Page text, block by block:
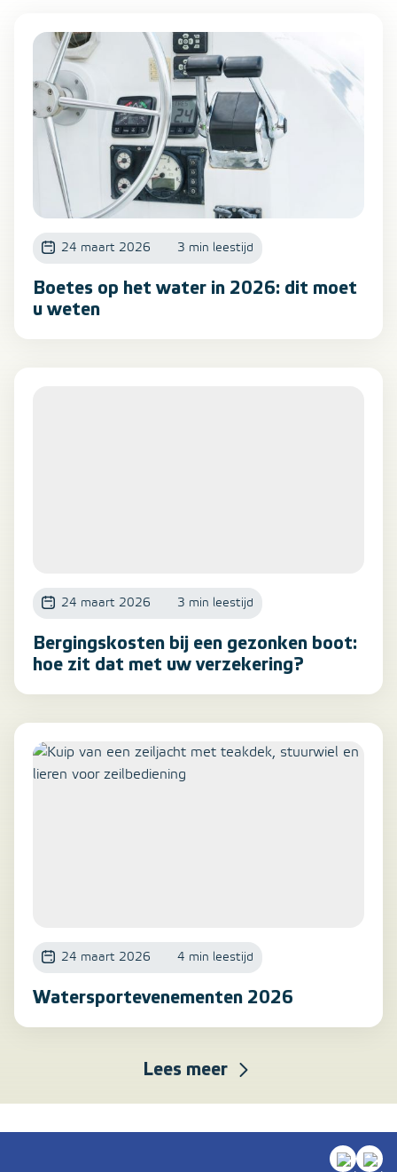
24 maart 2026 3 min leestijd
Boetes op het water in 2026: dit moet
u weten
24 maart 2026 3 min leestijd
Bergingskosten bij een gezonken boot:
hoe zit dat met uw verzekering?
24 maart 2026 4 min leestijd
Watersportevenementen 2026
Lees meer